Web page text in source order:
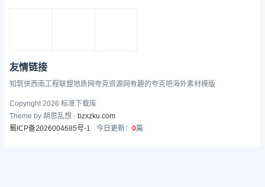
友情链接
知筑侠西南工程联盟地质网夸克资源网有趣的夸克吧海外素材模版
Copyright 2026 标准下载库
Theme by 胡思乱想 · bzxzku.com
蜀ICP备2026004685号-1
今日更新： 0篇